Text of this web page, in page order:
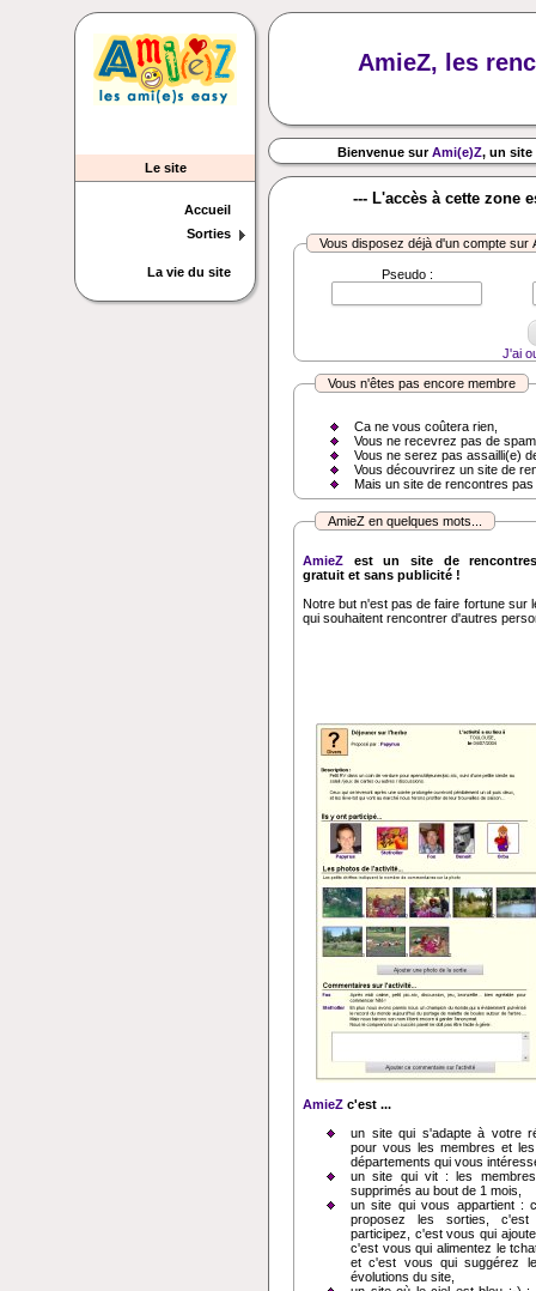
Le site
Accueil
Sorties
La vie du site
AmieZ, les
Bienvenue surAmi(e)Z, un site
--- L'accès à cette zone
Vous disposez déjà d'un compte sur
Pseudo :
J'ai
Vous n'êtes pas encore membre
Ca ne vous coûtera rien,
Vous ne recevrez pas de
Vous ne serez pas assailli(e)
Vous découvrirez un site de
Mais un site de rencontres
AmieZ en quelques mots...
AmieZ est un site de
gratuit et sans publicité !
Notre but n'est pas de faire fortune sur
qui souhaitent rencontrer d'autres
AmieZ c'est ...
un site qui s'adapte à votre
pour vous les membres et
départements qui vous
un site qui vit : les
supprimés au bout de 1 mois,
un site qui vous appartient :
proposez les sorties,
participez, c'est vous qui
c'est vous qui alimentez le
et c'est vous qui suggérez
évolutions du site,